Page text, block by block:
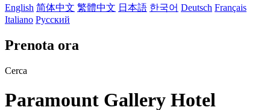
English 简体中文 繁體中文 日本語 한국어 Deutsch Français
Italiano Русский
Prenota ora
Cerca
Paramount Gallery Hotel